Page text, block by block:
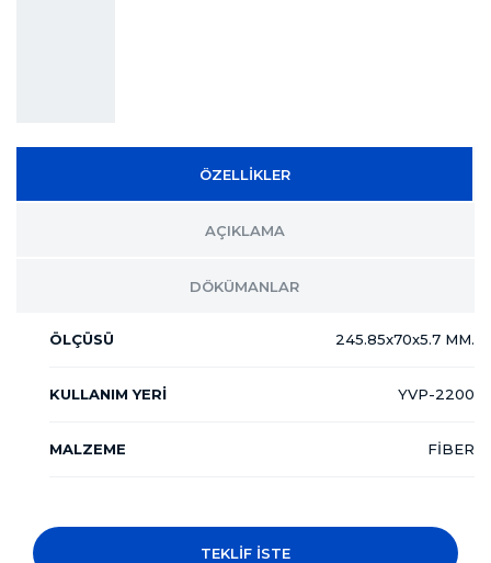
ÖZELLİKLER
AÇIKLAMA
DÖKÜMANLAR
ÖLÇÜSÜ 245.85x70x5.7 MM.
KULLANIM YERİ YVP-2200
MALZEME FİBER
TEKLİF İSTE